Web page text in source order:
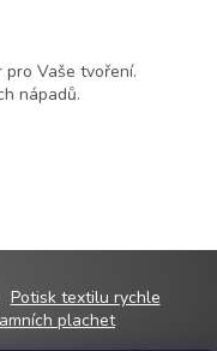
Vaše tvoření.
nápadů.
Potisk textilu rychle
plachet